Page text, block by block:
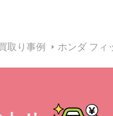
取り事例 ホンダ フィ